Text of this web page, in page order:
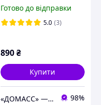
Готово до відправки
5.0 (3)
890₴
Купити
«ДОМАСС» — стійки для одягу, товари для дому та відпочинку! 98%